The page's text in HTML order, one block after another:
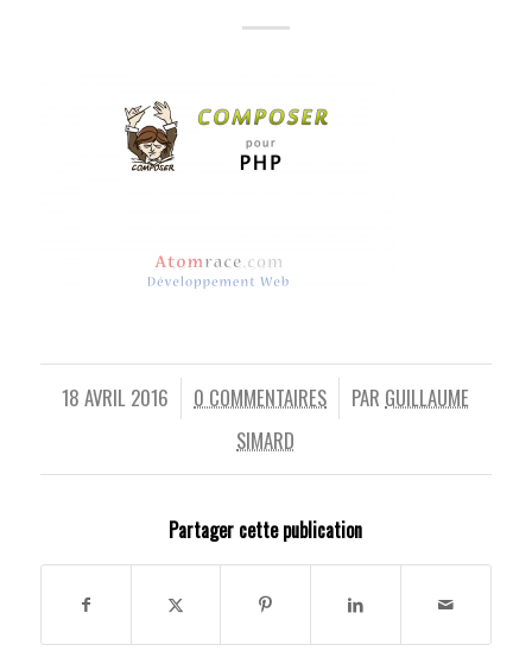
18 AVRIL 2016
/ 0 COMMENTAIRES
/ PAR GUILLAUME
SIMARD
Partager cette publication